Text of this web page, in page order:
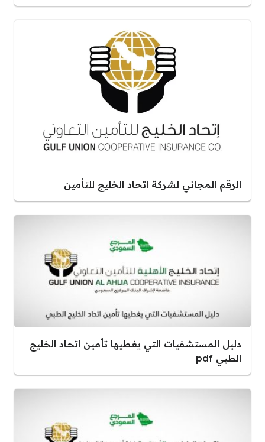
الرقم المجاني لشركة اتحاد الخليج للتأمين
دليل المستشفيات التي يغطيها تأمين اتحاد الخليج
الطبي pdf